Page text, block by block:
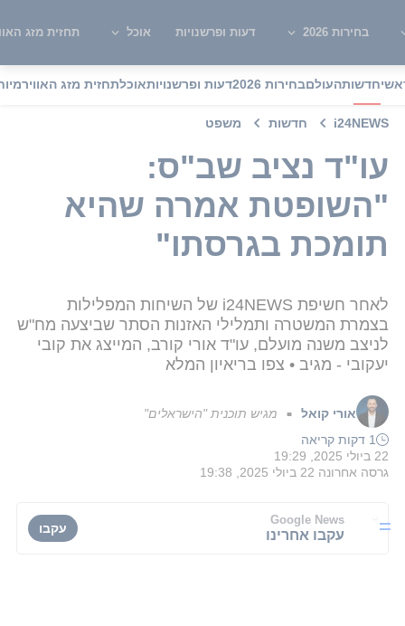
בחירות 2026 דעות ופרשנויות אוכל תחזית מזג
חדשותהעולםבחירות 2026 דעות ופרשנויותאוכלתחזית מזג האוויר
i24NEWS חדשות משפט
עו"ד נציב שב"ס:
"השופטת אמרה שהיא
תומכת בגרסתו"
לאחר חשיפת i24NEWS של השיחות המפלילות
בצמרת המשטרה ותמלילי האזנות הסתר שביצעה מח"ש
לניצב משנה מועלם, עו"ד אורי קורב, המייצג את קובי
יעקובי - מגיב • צפו בריאיון המלא
אורי קואל ■ מגיש תוכנית "הישראלים"
1 דקות קריאה
22 ביולי 2025, 19:29
גרסה אחרונה 22 ביולי 2025, 19:38
Google News
עקבו אחרינו עקבו